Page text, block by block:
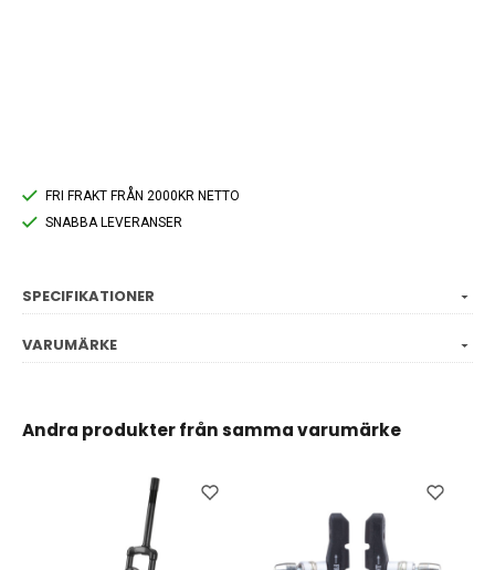
FRI FRAKT FRÅN 2000KR NETTO
SNABBA LEVERANSER
SPECIFIKATIONER
VARUMÄRKE
Andra produkter från samma varumärke